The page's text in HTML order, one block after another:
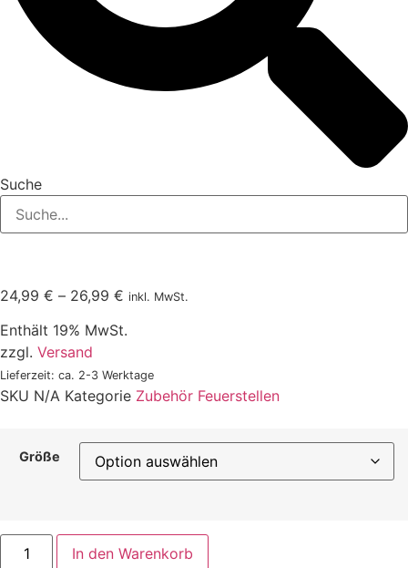
Suche
24,99 € – 26,99 € Preisspanne:
bis
inkl. MwSt.
Enthält 19% MwSt.
zzgl. Versand
Lieferzeit: ca. 2-3 Werktage
SKU N/A Kategorie Zubehör Feuerstellen
Größe
Petromax
Grill-
In den Warenkorb